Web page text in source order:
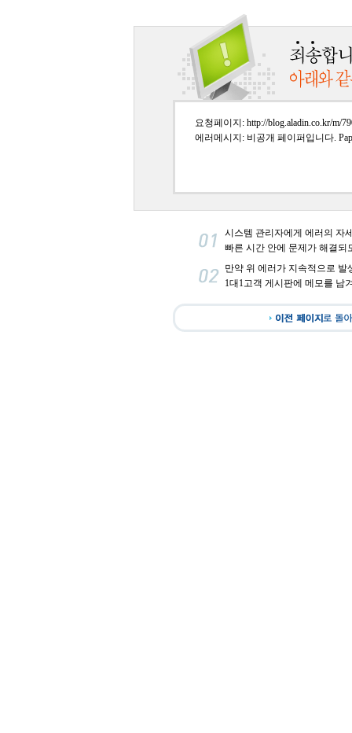
요청페이지: http://blog.aladin.co.kr/m/
에러메시지: 비공개 페이퍼입니다.
시스템 관리자에게 에러의 자
빠른 시간 안에 문제가 해결되
만약 위 에러가 지속적으로
1대1고객 게시판에 메모를 남